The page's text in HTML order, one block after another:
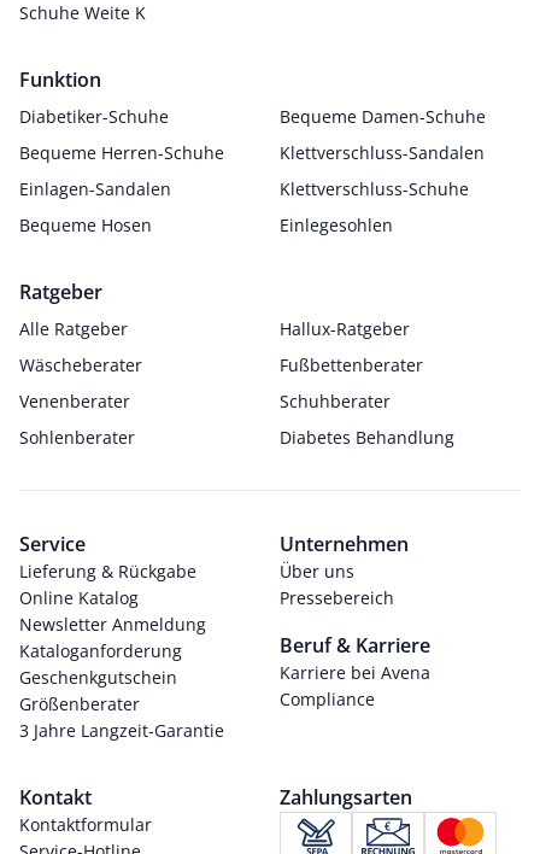
Schuhe Weite K
Funktion
Diabetiker-Schuhe
Bequeme Damen-Schuhe
Bequeme Herren-Schuhe
Klettverschluss-Sandalen
Einlagen-Sandalen
Klettverschluss-Schuhe
Bequeme Hosen
Einlegesohlen
Ratgeber
Alle Ratgeber
Hallux-Ratgeber
Wäscheberater
Fußbettenberater
Venenberater
Schuhberater
Sohlenberater
Diabetes Behandlung
Service
Lieferung & Rückgabe
Online Katalog
Newsletter Anmeldung
Kataloganforderung
Geschenkgutschein
Größenberater
3 Jahre Langzeit-Garantie
Unternehmen
Über uns
Pressebereich
Beruf & Karriere
Karriere bei Avena
Compliance
Kontakt
Kontaktformular
Zahlungsarten